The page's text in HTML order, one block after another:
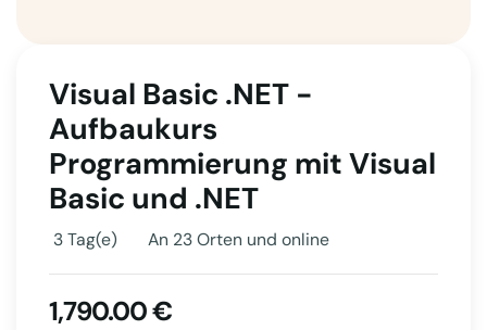
Visual Basic .NET -
Aufbaukurs
Programmierung mit Visual
Basic und .NET
3 Tag(e) An 23 Orten und online
1,790.00 €